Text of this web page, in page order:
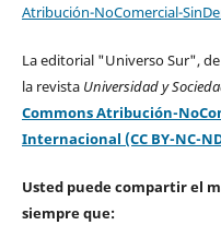
Atribución-NoComercial-
La editorial "Universo Sur",
la revista Universidad y
Commons Atribución-
Internacional (CC BY-NC-
Usted puede compartir el
siempre que: